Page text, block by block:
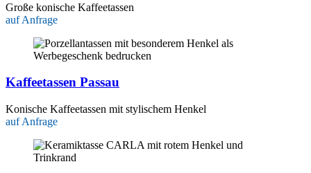
Große konische Kaffeetassen
auf Anfrage
Kaffeetassen Passau
Konische Kaffeetassen mit stylischem Henkel
auf Anfrage